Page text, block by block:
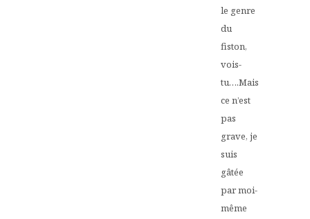
le genre
du
fiston,
vois-
tu….Mais
ce n’est
pas
grave, je
suis
gâtée
par moi-
même